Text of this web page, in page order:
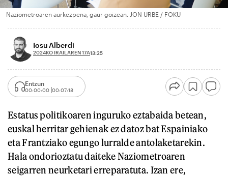
Naziometroaren aurkezpena, gaur goizean. JON URBE / FOKU
Iosu Alberdi
2024KO IRAILAREN 17A13:25
Entzun
00:00:00 00:07:18
Estatus politikoaren inguruko eztabaida betean,
euskal herritar gehienak ez datoz bat Espainiako
eta Frantziako egungo lurralde antolaketarekin.
Hala ondorioztatu daiteke Naziometroaren
seigarren neurketari erreparatuta. Izan ere,